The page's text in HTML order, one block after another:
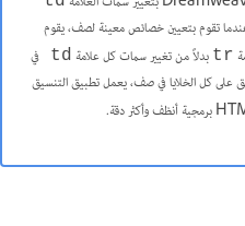
تقوم بتعيين خصائص معينة لصف، يقوم
tr بدلاً من تغيير سمات كل علامة td
في
على كل الخلايا في صف، يعمل تطبيق التنسيق